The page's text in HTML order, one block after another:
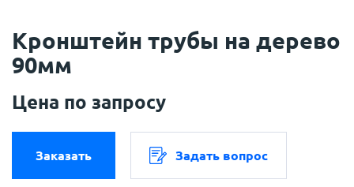
Кронштейн трубы на дерево
90мм
Цена по запросу
Заказать Задать вопрос